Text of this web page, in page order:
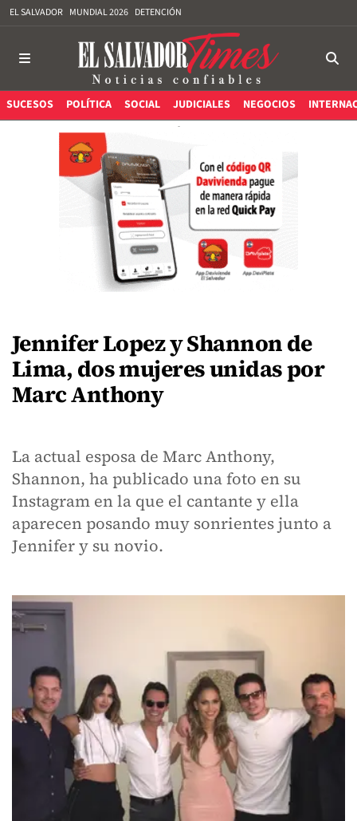
EL SALVADOR MUNDIAL 2026 DETENCIÓN
SUCESOS POLÍTICA SOCIAL JUDICIALES NEGOCIOS
Jennifer Lopez y Shannon de
Lima, dos mujeres unidas por
Marc Anthony
La actual esposa de Marc Anthony,
Shannon, ha publicado una foto en su
Instagram en la que el cantante y ella
aparecen posando muy sonrientes junto a
Jennifer y su novio.